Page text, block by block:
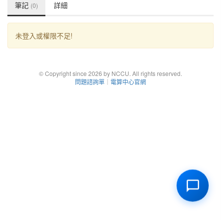
筆記 (0) 詳細
未登入或權限不足!
© Copyright since 2026 by NCCU. All rights reserved.
問題諮詢單 ｜ 電算中心官網